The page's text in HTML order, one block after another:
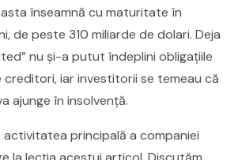
înseamnă cu maturitate în
de peste 310 miliarde de dolari. Deja
nu și-a putut îndeplini obligațiile
iar investitorii se temeau că
ajunge în insolvență.
activitatea principală a companiei